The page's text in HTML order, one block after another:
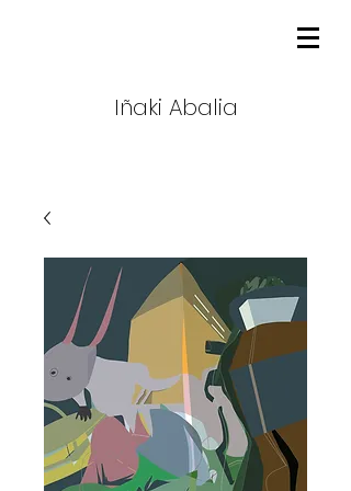
Iñaki Abalia